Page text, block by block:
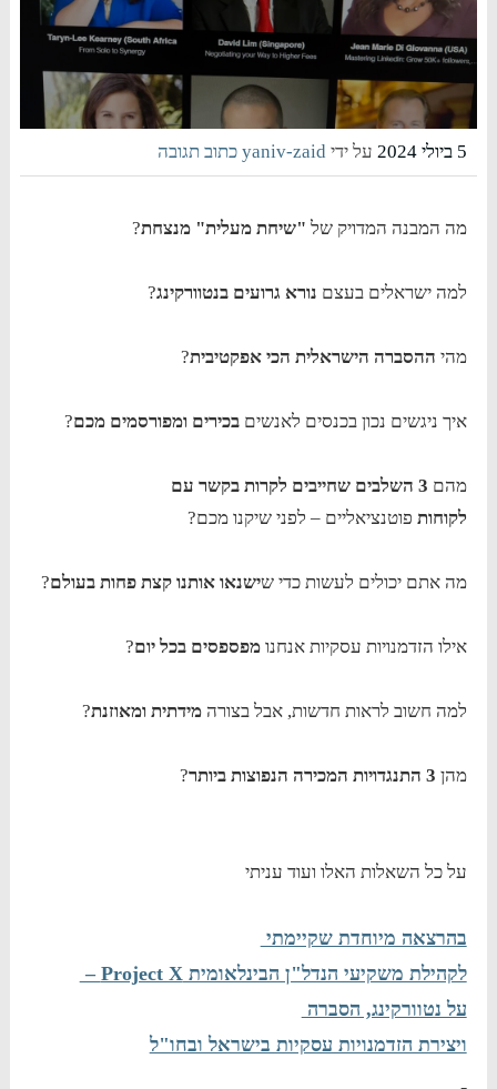
5 ביולי 2024 על ידי yaniv-zaid כתוב תגובה
מה המבנה המדויק של "שיחת מעלית" מנצחת?
למה ישראלים בעצם נורא גרועים בנטוורקינג?
מהי ההסברה הישראלית הכי אפקטיבית?
איך ניגשים נכון בכנסים לאנשיםבכירים ומפורסמים מכם?
מהם
3 השלבים שחייבים לקרות בקשר עם
לקוחות פוטנציאליים – לפני שיקנו מכם?
מה אתם יכולים לעשות כדי שישנאו אותנו קצת פחות בעולם?
אילו הזדמנויות עסקיות אנחנומפספסים בכל יום?
למה חשוב לראות חדשות, אבל בצורהמידתית ומאוזנת?
מהן 3 התנגדויות המכירה הנפוצות ביותר ?
על כל השאלות האלו ועוד עניתי
בהרצאה מיוחדת שקיימתי
לקהילת משקיעי הנדל"ן הבינלאומית Project X –
על נטוורקינג, הסברה
ויצירת הזדמנויות עסקיות בישראל ובחו"ל